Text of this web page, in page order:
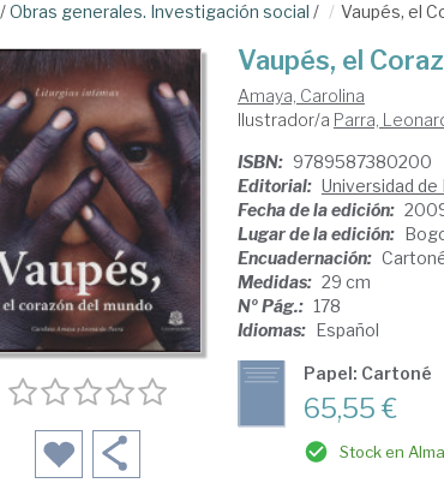
/Obras generales. Investigación social / Vaupés, el
Vaupés, el
Amaya, Carolina
Ilustrador/a Parra,
ISBN: 9789587380200
Editorial: Universidad de
Fecha de la edición:
Lugar de la edición:
Encuadernación:
Medidas: 29 cm
Nº Pág.: 178
Idiomas: Español
Papel: Cartoné
65,55 €
Stock en